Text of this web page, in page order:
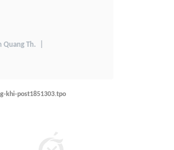
Quang Th.
khi-post1851303.tpo